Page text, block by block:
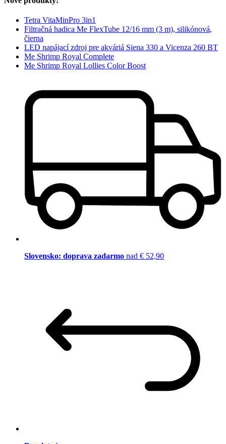
Tetra VitaMinPro 3in1
Filtračná hadica Me FlexTube 12/16 mm (3 m), silikónová,
čierna
LED napájací zdroj pre akváriá Siena 330 a Vicenza 260 BT
Me Shrimp Royal Complete
Me Shrimp Royal Lollies Color Boost
Slovensko: doprava zadarmo nad € 52,90